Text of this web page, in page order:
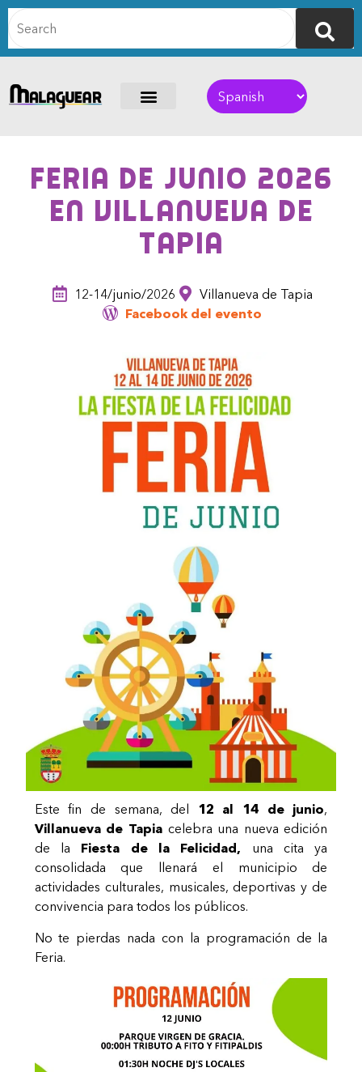
Feria de Junio 2026
en Villanueva de
Tapia
12-14/junio/2026
Villanueva de Tapia
Facebook del evento
Este fin de semana, del 12 al 14 de junio,
Villanueva de Tapiacelebra una nueva edición
de la Fiesta de la Felicidad, una cita ya
consolidada que llenará el municipio de
actividades culturales, musicales, deportivas y de
convivencia para todos los públicos.
No te pierdas nada con la programación de la
Feria.